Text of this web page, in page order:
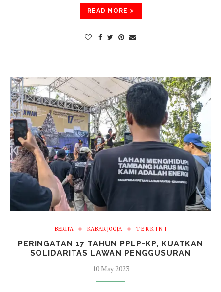
READ MORE
BERITA KABAR JOGJA T E R K I N I
PERINGATAN 17 TAHUN PPLP-KP, KUATKAN
SOLIDARITAS LAWAN PENGGUSURAN
10 May 2023